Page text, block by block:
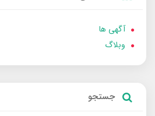
آگهی ها
وبلاگ
جستجو